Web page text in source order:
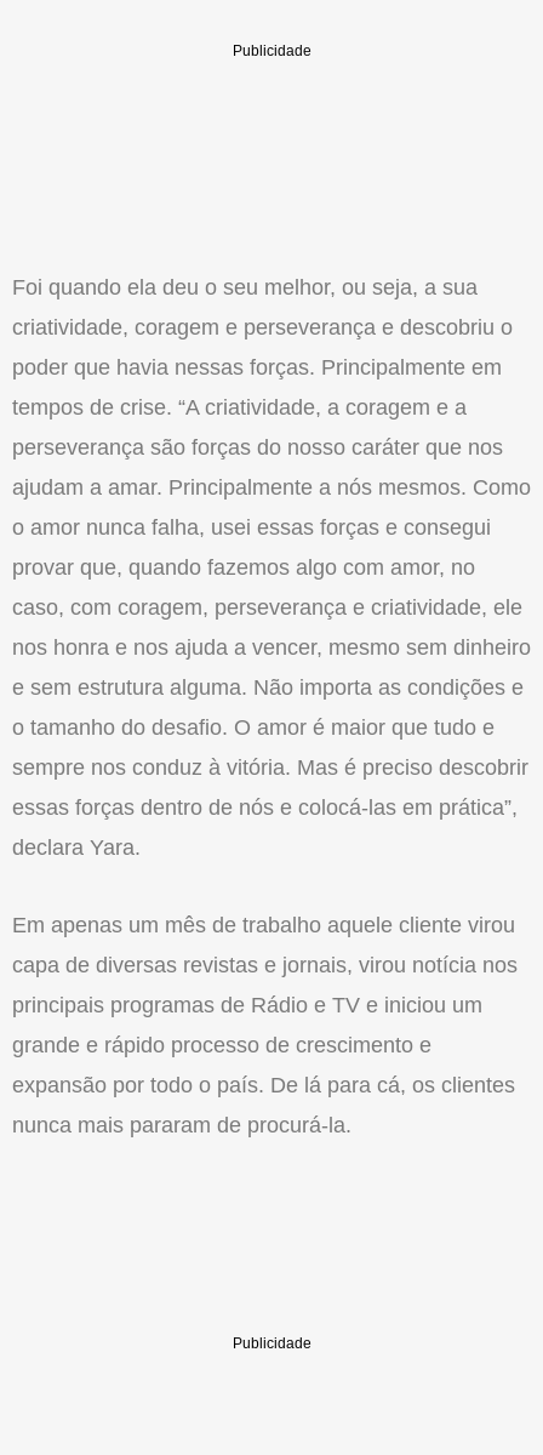
Foi quando ela deu o seu melhor, ou seja, a sua
criatividade, coragem e perseverança e descobriu o
poder que havia nessas forças. Principalmente em
tempos de crise. “A criatividade, a coragem e a
perseverança são forças do nosso caráter que nos
ajudam a amar. Principalmente a nós mesmos. Como
o amor nunca falha, usei essas forças e consegui
provar que, quando fazemos algo com amor, no
caso, com coragem, perseverança e criatividade, ele
nos honra e nos ajuda a vencer, mesmo sem dinheiro
e sem estrutura alguma. Não importa as condições e
o tamanho do desafio. O amor é maior que tudo e
sempre nos conduz à vitória. Mas é preciso descobrir
essas forças dentro de nós e colocá-las em prática”,
declara Yara.
Em apenas um mês de trabalho aquele cliente virou
capa de diversas revistas e jornais, virou notícia nos
principais programas de Rádio e TV e iniciou um
grande e rápido processo de crescimento e
expansão por todo o país. De lá para cá, os clientes
nunca mais pararam de procurá-la.